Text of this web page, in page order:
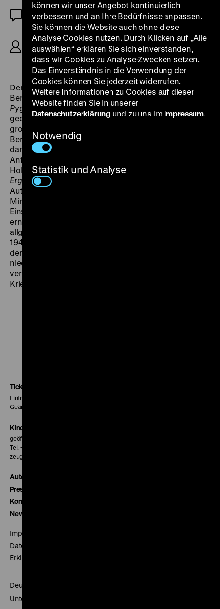
OmU
R: Ludwig Berger, B: Ludwig Berger, Jan de
Hartog, D: Lily Bouwmeester, Jan de Hartog,
Matthieu van Eysden, 87’
Der ins Exil getriebene deutsche Regisseur Ludwig
Berger hatte in den Niederlanden bereits 1936/37
Pygmalionmit Lily Bouwmeester in der Hauptrolle
gedreht und der dortigen Filmindustrie damit zu einem
großen Erfolg verholfen. Zwischenzeitlich suchte
Berger sein Glück in Frankreich und England, kehrte
dann aber in die Niederlande zurück und drehte
Anfang 1940 in Zusammenarbeit mit der Königlichen
Holländischen Marine das Marine- und Ehedrama
Ergens in Nederland
Autor des Drehbuchs Jan de Hartog spielte einen
Minenentschärfer, als dessen Ehefrau, die sich aus
Einsamkeit einem Schauspieler zuwendet, wurde
erneut Lily Bouwmeester besetzt. Das Plädoyer für die
allgemeine Mobilisierung des Landes wurde im April
1940 uraufgeführt. Nur wenige Wochen später, nach
dem Einmarsch der Deutschen und der
niederländischen Kapitulation im Mai, wurde der Film
verboten. Ludwig Berger überlebte Besetzung und
Krieg versteckt im niederländischen Exil. (obr)
Tickets
Eintritt 5 €
Geänderte Preise sind im Programm vermerkt.
Kinokasse
geöffnet 30 Minuten vor Beginn der ersten Vorstellung
Tel. + 49 30 20304-770
zeughauskino@dhm.de
Autor*innen
Presse
Kontakt
Newsletter
Impressum
Datenschutz
Erklärung digitale Barrierefreiheit
Deutsches Historisches Museum
Unter den Linden 2
können wir unser Angebot kontinuierlich
verbessern und an Ihre Bedürfnisse anpassen.
Sie können die Website auch ohne diese
Analyse Cookies nutzen. Durch Klicken auf „Alle
auswählen“ erklären Sie sich einverstanden,
dass wir Cookies zu Analyse-Zwecken setzen.
Das Einverständnis in die Verwendung der
Cookies können Sie jederzeit widerrufen.
Weitere Informationen zu Cookies auf dieser
Website finden Sie in unserer
Datenschutzerklärung und zu uns im Impressum.
Notwendig
Statistik und Analyse